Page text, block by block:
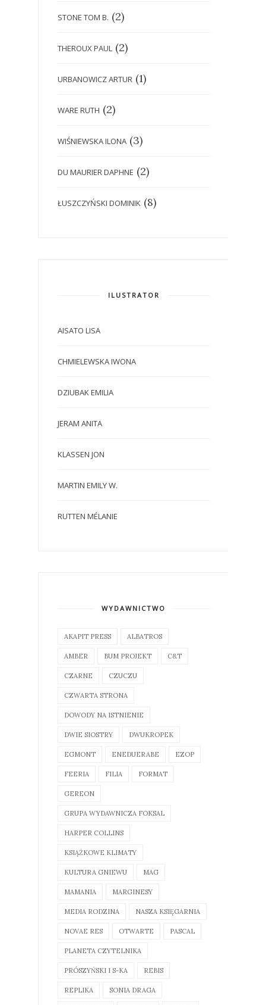
STONE TOM B. (2)
THEROUX PAUL (2)
URBANOWICZ ARTUR (1)
WARE RUTH (2)
WIŚNIEWSKA ILONA (3)
DU MAURIER DAPHNE (2)
ŁUSZCZYŃSKI DOMINIK (8)
ILUSTRATOR
AISATO LISA
CHMIELEWSKA IWONA
DZIUBAK EMILIA
JERAM ANITA
KLASSEN JON
MARTIN EMILY W.
RUTTEN MÉLANIE
WYDAWNICTWO
AKAPIT PRESS ALBATROS
AMBER BUM PROJEKT C&T
CZARNE CZUCZU
CZWARTA STRONA
DOWODY NA ISTNIENIE
DWIE SIOSTRY DWUKROPEK
EGMONT ENEDUERABE EZOP
FEERIA FILIA FORMAT
GEREON
GRUPA WYDAWNICZA FOKSAL
HARPER COLLINS
KSIĄŻKOWE KLIMATY
KULTURA GNIEWU MAG
MAMANIA MARGINESY
MEDIA RODZINA NASZA KSIĘGARNIA
NOVAE RES OTWARTE PASCAL
PLANETA CZYTELNIKA
PRÓSZYŃSKI I S-KA REBIS
REPLIKA SONIA DRAGA